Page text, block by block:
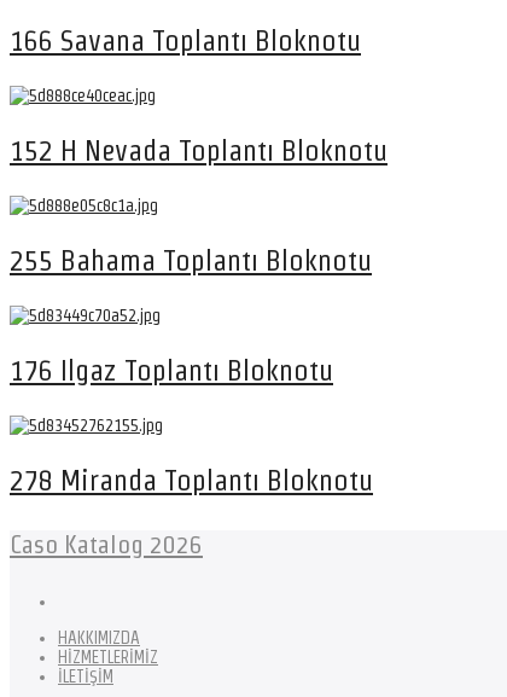
166 Savana Toplantı Bloknotu
152 H Nevada Toplantı Bloknotu
255 Bahama Toplantı Bloknotu
176 Ilgaz Toplantı Bloknotu
278 Miranda Toplantı Bloknotu
Caso Katalog 2026
HAKKIMIZDA
HİZMETLERİMİZ
İLETİŞİM